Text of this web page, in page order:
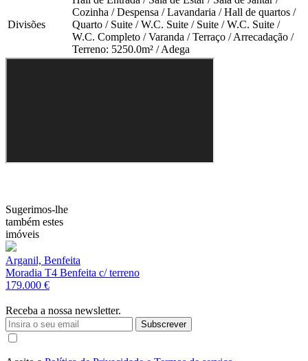
Divisões
Cozinha / Despensa / Lavandaria / Hall de quartos /
Quarto / Suite / W.C. Suite / Suite / W.C. Suite /
W.C. Completo / Varanda / Terraço / Arrecadação /
Terreno: 5250.0m² / Adega
Sugerimos-lhe
também estes
imóveis
Arganil, Benfeita
Moradia T4 Benfeita c/ terreno
179.000 €
Receba a nossa newsletter.
Subscrever